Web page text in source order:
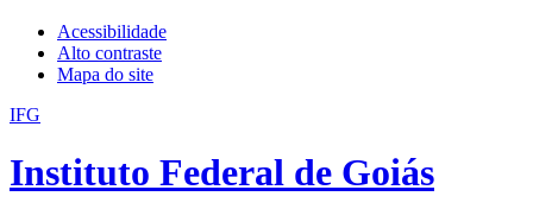
Acessibilidade
Alto contraste
Mapa do site
IFG
Instituto Federal de Goiás